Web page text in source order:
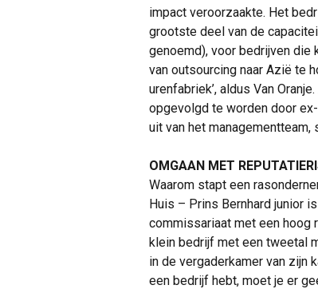
impact veroorzaakte. Het
grootste deel van de
genoemd), voor bedrijven die
van outsourcing naar Azië te
urenfabriek’, aldus Van
opgevolgd te worden door
uit van het
OMGAAN MET
Waarom stapt een
Huis – Prins Bernhard junior
commissariaat met een hoog
klein bedrijf met een tweetal
in de vergaderkamer van zijn
een bedrijf hebt, moet je er